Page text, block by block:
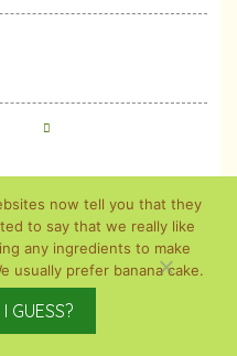
now tell you that they
to say that we really like
any ingredients to make
usually prefer banana cake.
GUESS?